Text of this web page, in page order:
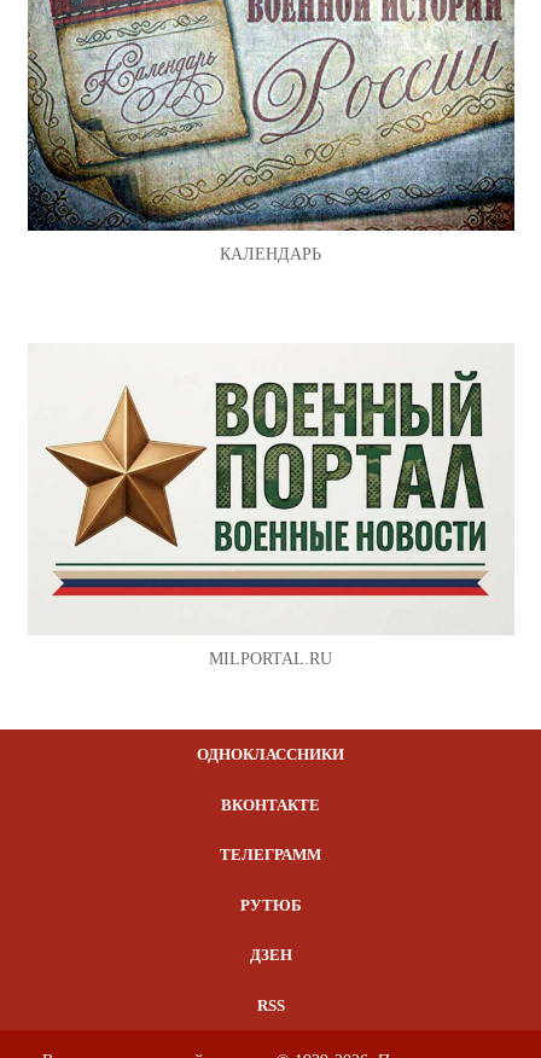
КАЛЕНДАРЬ
MILPORTAL.RU
ОДНОКЛАССНИКИ
ВКОНТАКТЕ
ТЕЛЕГРАММ
РУТЮБ
ДЗЕН
RSS